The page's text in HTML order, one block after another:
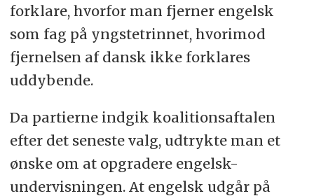
forklare, hvorfor man fjerner engelsk
som fag på yngstetrinnet, hvorimod
fjernelsen af dansk ikke forklares
uddybende.
Da partierne indgik koalitionsaftalen
efter det seneste valg, udtrykte man et
ønske om at opgradere engelsk-
undervisningen. At engelsk udgår på